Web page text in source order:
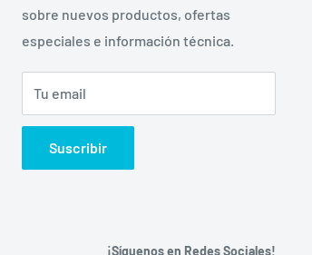
sobre nuevos productos, ofertas
especiales e información técnica.
Tu email
Suscribir
¡Síguenos en Redes Sociales!